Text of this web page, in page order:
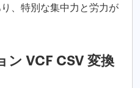
、特別な集中力と労力が
ン VCF CSV 変換